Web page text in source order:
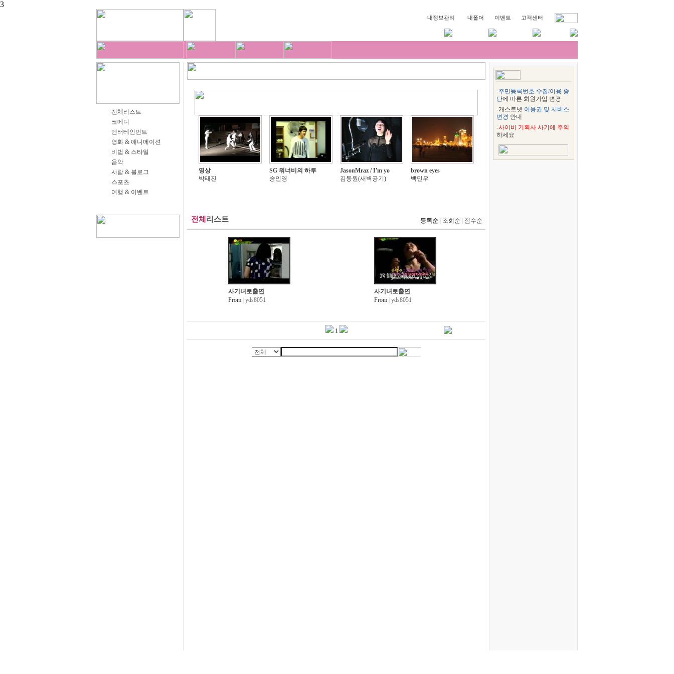
3
내정보관리 내폴더 이벤트 고객센터
전체리스트
코메디
엔터테인먼트
영화 & 애니메이션
비법 & 스타일
음악
사람 & 블로그
스포츠
여행 & 이벤트
영상
박태진
SG 워너비의 하루
송인영
JasonMraz / I'm yo
김동원(새벽공기)
brown eyes
백민우
전체 리스트 등록순 조회순 점수순
사기녀로출연
From yds8051
사기녀로출연
From yds8051
1
-주민등록번호 수집/이용 중
단에 따른 회원가입 변경
-캐스트넷 이용권 및 서비스
변경 안내
-사이비 기획사 사기에 주의
하세요